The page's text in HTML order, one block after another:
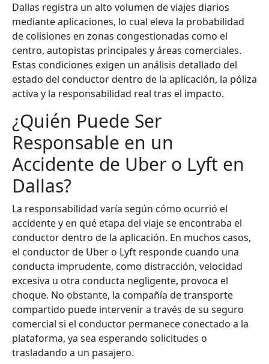
Dallas registra un alto volumen de viajes diarios
mediante aplicaciones, lo cual eleva la probabilidad
de colisiones en zonas congestionadas como el
centro, autopistas principales y áreas comerciales.
Estas condiciones exigen un análisis detallado del
estado del conductor dentro de la aplicación, la póliza
activa y la responsabilidad real tras el impacto.
¿Quién Puede Ser
Responsable en un
Accidente de Uber o Lyft en
Dallas?
La responsabilidad varía según cómo ocurrió el
accidente y en qué etapa del viaje se encontraba el
conductor dentro de la aplicación. En muchos casos,
el conductor de Uber o Lyft responde cuando una
conducta imprudente, como distracción, velocidad
excesiva u otra conducta negligente, provoca el
choque. No obstante, la compañía de transporte
compartido puede intervenir a través de su seguro
comercial si el conductor permanece conectado a la
plataforma, ya sea esperando solicitudes o
trasladando a un pasajero.